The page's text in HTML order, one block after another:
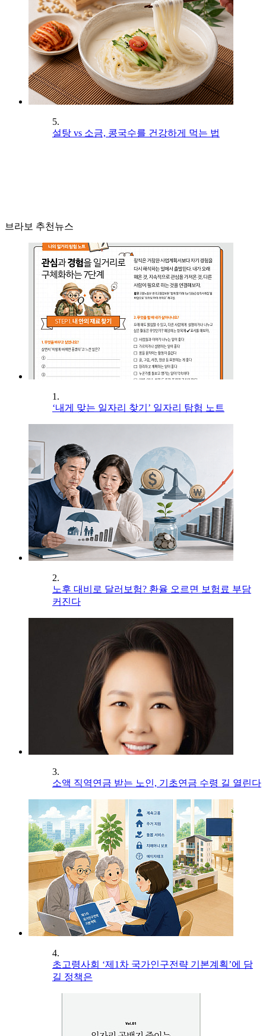
5.
설탕 vs 소금, 콩국수를 건강하게 먹는 법
브라보 추천뉴스
1.
‘내게 맞는 일자리 찾기’ 일자리 탐험 노트
2.
노후 대비로 달러보험? 환율 오르면 보험료 부담
커진다
3.
소액 직역연금 받는 노인, 기초연금 수령 길 열린다
4.
초고령사회 ‘제1차 국가인구전략 기본계획’에 담
길 정책은